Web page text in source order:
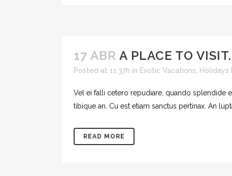
17 ABR A PLACE TO VISIT.
Posted at 11:37h in Exotic Vacations Holidays
Vel ei falli cetero repudiare, quando splendide
tibique an. Cu est etiam sanctus pertinax. An
READ MORE